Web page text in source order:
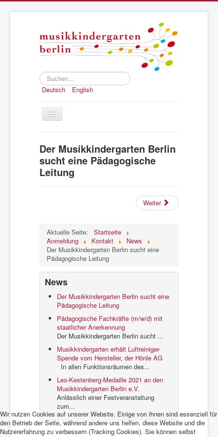
Suchen...
Deutsch
English
Toggle
Konzept
Anmeldung
Stellen/Ausschreibungen
Der Musikkindergarten Berlin
sucht eine Pädagogische
Leitung
Weiter
Aktuelle Seite:
Startseite
Anmeldung
Kontakt
News
Der Musikkindergarten Berlin sucht eine
Pädagogische Leitung
News
Der Musikkindergarten Berlin sucht eine
Pädagogische Leitung
Pädagogische Fachkräfte (m/w/d) mit
staatlicher Anerkennung
Der Musikkindergarten Berlin sucht ...
Musikkindergarten erhält Luftreiniger-
Spende vom Hersteller, der Hönle AG
In allen Funktionsräumen des...
Leo-Kestenberg-Medaille 2021 an den
Musikkindergarten Berlin e.V.
Anlässlich einer Festveranstaltung
zum...
Wir nutzen Cookies auf unserer Website. Einige von ihnen sind essenziell für
den Betrieb der Seite, während andere uns helfen, diese Website und die
Nutzererfahrung zu verbessern (Tracking Cookies). Sie können selbst